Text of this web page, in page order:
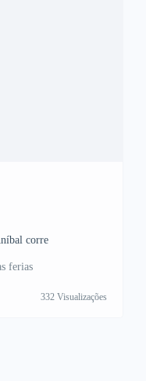
corre
ferias
332 Visualizações